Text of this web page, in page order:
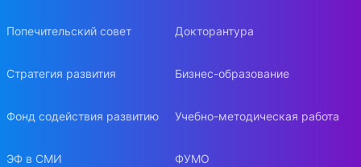
Попечительский совет
Стратегия развития
Фонд содействия развитию
ЭФ в СМИ
Докторантура
Бизнес-образование
Учебно-методическая работа
ФУМО